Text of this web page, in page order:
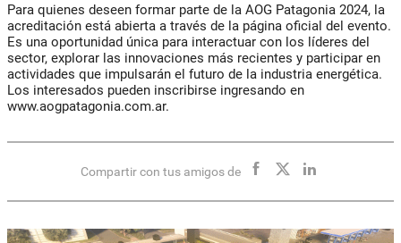
Para quienes deseen formar parte de la AOG Patagonia 2024, la
acreditación está abierta a través de la página oficial del evento.
Es una oportunidad única para interactuar con los líderes del
sector, explorar las innovaciones más recientes y participar en
actividades que impulsarán el futuro de la industria energética.
Los interesados pueden inscribirse ingresando en
www.aogpatagonia.com.ar.
Compartir con tus amigos de